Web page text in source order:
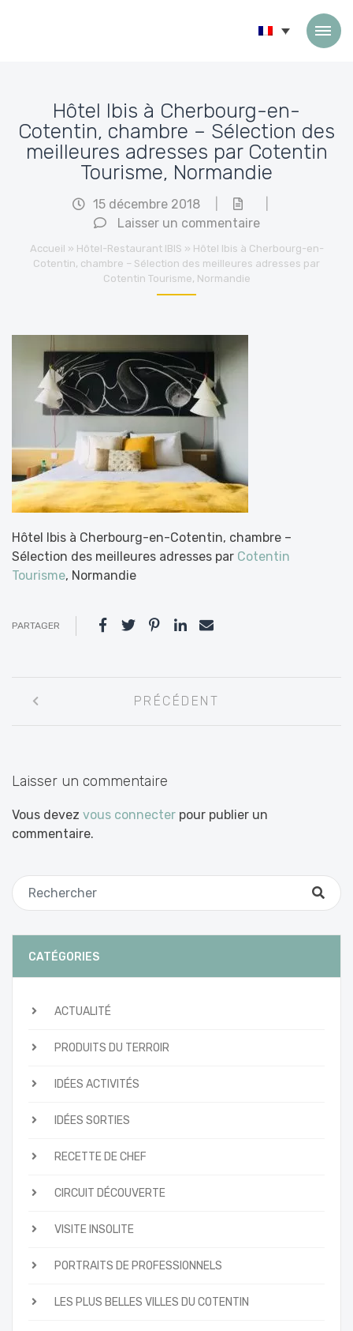
Hôtel Ibis à Cherbourg-en-
Cotentin, chambre – Sélection des
meilleures adresses par Cotentin
Tourisme, Normandie
15 décembre 2018
Laisser un commentaire
Accueil » Hôtel-Restaurant IBIS » Hôtel Ibis à Cherbourg-en-
Cotentin, chambre – Sélection des meilleures adresses par
Cotentin Tourisme, Normandie
Hôtel Ibis à Cherbourg-en-Cotentin, chambre –
Sélection des meilleures adresses par Cotentin
Tourisme, Normandie
PARTAGER
entre
PRÉCÉDENT
Laisser un commentaire
Vous devez vous connecter pour publier un
commentaire.
CATÉGORIES
ACTUALITÉ
PRODUITS DU TERROIR
IDÉES ACTIVITÉS
IDÉES SORTIES
RECETTE DE CHEF
CIRCUIT DÉCOUVERTE
VISITE INSOLITE
PORTRAITS DE PROFESSIONNELS
LES PLUS BELLES VILLES DU COTENTIN